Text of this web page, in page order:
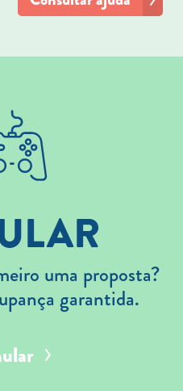
uma proposta?
garantida.